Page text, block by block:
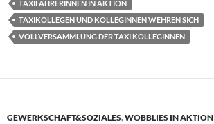
TAXIFAHRERINNEN IN AKTION
TAXIKOLLEGEN UND KOLLEGINNEN WEHREN SICH
VOLLVERSAMMLUNG DER TAXI KOLLEGINNEN
GEWERKSCHAFT&SOZIALES,WOBBLIES IN AKTION